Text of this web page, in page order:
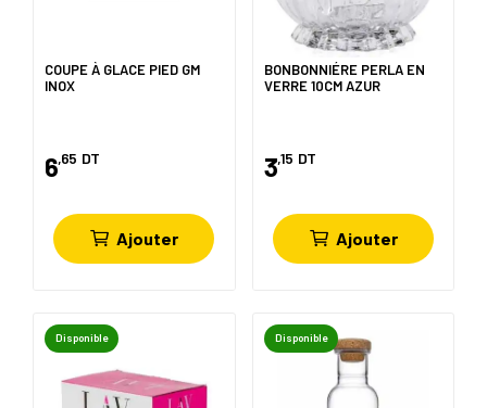
COUPE À GLACE PIED GM
INOX
6,65 DT
Ajouter
BONBONNIÉRE PERLA EN
VERRE 10CM AZUR
3,15 DT
Ajouter
Disponible Disponible